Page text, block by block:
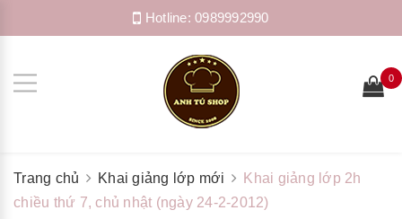
Hotline:0989992990
0
Trang chủ Khai giảng lớp mới
Khai giảng lớp 2h
chiều thứ 7, chủ nhật (ngày 24-2-2012)